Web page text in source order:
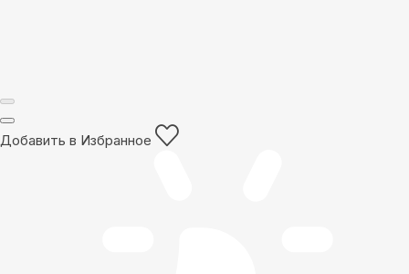
Добавить в Избранное